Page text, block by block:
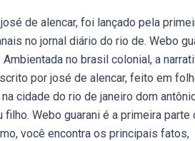
de alencar, foi lançado pela
no jornal diário do rio de. Webo
no brasil colonial, a
por josé de alencar, feito em
cidade do rio de janeiro dom
Webo guarani é a primeira parte
você encontra os principais fatos,